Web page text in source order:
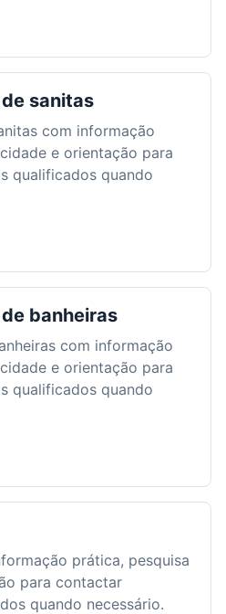
sanitas
com informação
e orientação para
qualificados quando
banheiras
com informação
e orientação para
qualificados quando
prática, pesquisa
para contactar
quando necessário.